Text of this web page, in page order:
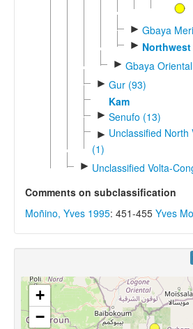
► Gbaya
► Northwest
► Gbaya
► Gur (93)
Kam
► Senufo (13)
► Unclassified North
(1)
► Unclassified Volta-
Comments on subclassification
Moñino, Yves 1995: 451-455 Yves
+
−